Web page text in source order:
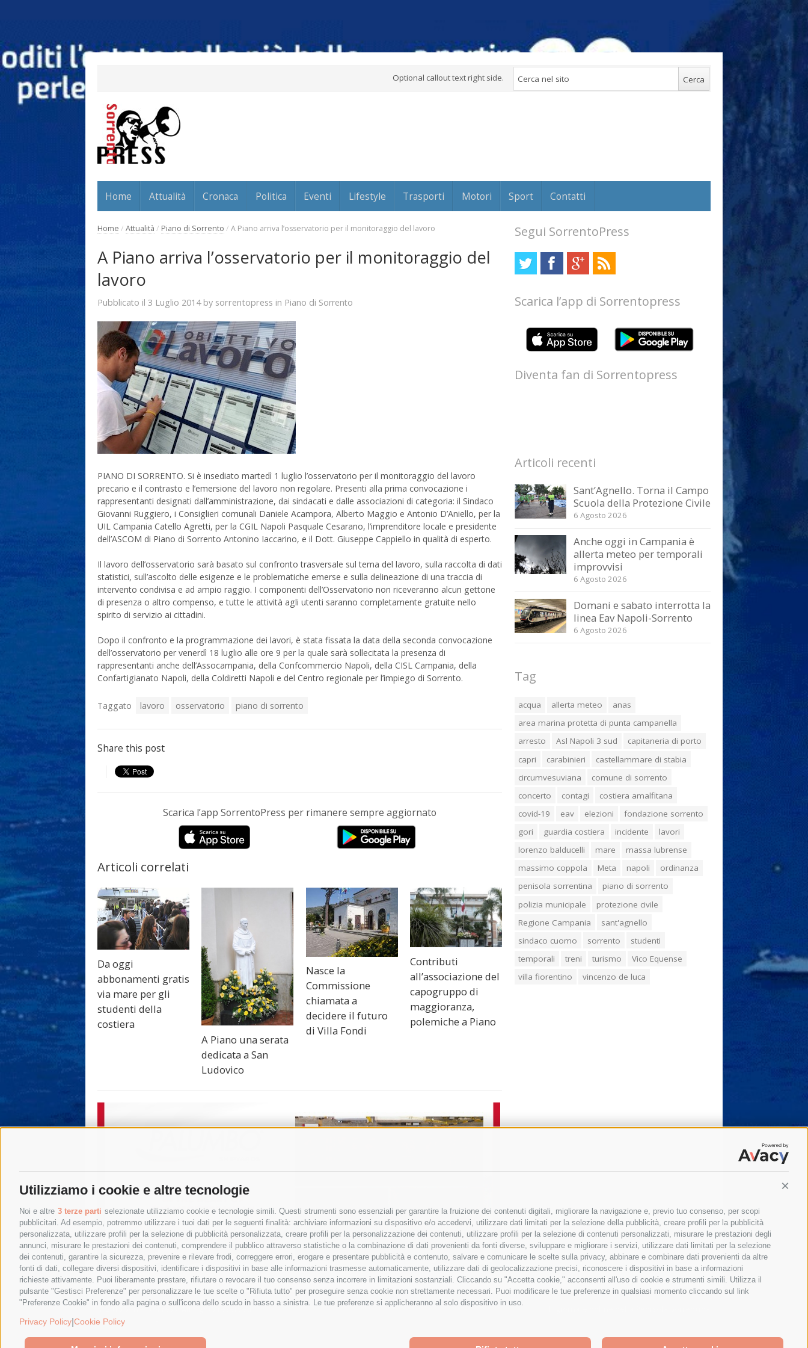
Utilizziamo i cookie e altre tecnologie
Noi e altre 3 terze parti selezionate utilizziamo cookie e tecnologie simili. Questi strumenti sono essenziali per garantire la fruizione dei contenuti digitali, migliorare la navigazione e, previo tuo consenso, per scopi
pubblicitari. Ad esempio, potremmo utilizzare i tuoi dati per le seguenti finalità: archiviare informazioni su dispositivo e/o accedervi, utilizzare dati limitati per la selezione della pubblicità, creare profili per la pubblicità
personalizzata, utilizzare profili per la selezione di pubblicità personalizzata, creare profili per la personalizzazione dei contenuti, utilizzare profili per la selezione di contenuti personalizzati, misurare le prestazioni degli
annunci, misurare le prestazioni dei contenuti, comprendere il pubblico attraverso statistiche o la combinazione di dati provenienti da fonti diverse, sviluppare e migliorare i servizi, utilizzare dati limitati per la selezione
dei contenuti, garantire la sicurezza, prevenire e rilevare frodi, correggere errori, erogare e presentare pubblicità e contenuto, salvare e comunicare le scelte sulla privacy, abbinare e combinare dati provenienti da altre
fonti di dati, collegare diversi dispositivi, identificare i dispositivi in base alle informazioni trasmesse automaticamente, utilizzare dati di geolocalizzazione precisi, riconoscere i dispositivi in base a informazioni
richieste attivamente. Puoi liberamente prestare, rifiutare o revocare il tuo consenso senza incorrere in limitazioni sostanziali. Cliccando su "Accetta cookie," acconsenti all'uso di cookie e strumenti simili. Utilizza il
pulsante "Gestisci Preferenze" per personalizzare le tue scelte o "Rifiuta tutto" per proseguire senza cookie non strettamente necessari. Puoi modificare le tue preferenze in qualsiasi momento cliccando sul link
"Preferenze Cookie" in fondo alla pagina o sull'icona dello scudo in basso a sinistra. Le tue preferenze si applicheranno al solo dispositivo in uso.
Privacy Policy Cookie Policy
Optional callout text right side.
Home Attualità Cronaca Politica Eventi Lifestyle Trasporti Motori Sport Contatti
Home / Attualità / Piano di Sorrento / A Piano arriva l’osservatorio per il monitoraggio del lavoro
A Piano arriva l’osservatorio per il monitoraggio del
lavoro
Pubblicato il 3 Luglio 2014by sorrentopress in Piano di Sorrento
PIANO DI SORRENTO. Si è insediato martedì 1 luglio l’osservatorio per il monitoraggio del lavoro
precario e il contrasto e l’emersione del lavoro non regolare. Presenti alla prima convocazione i
rappresentanti designati dall’amministrazione, dai sindacati e dalle associazioni di categoria: il Sindaco
Giovanni Ruggiero, i Consiglieri comunali Daniele Acampora, Alberto Maggio e Antonio D’Aniello, per la
UIL Campania Catello Agretti, per la CGIL Napoli Pasquale Cesarano, l’imprenditore locale e presidente
dell’ASCOM di Piano di Sorrento Antonino Iaccarino, e il Dott. Giuseppe Cappiello in qualità di esperto.
Il lavoro dell’osservatorio sarà basato sul confronto trasversale sul tema del lavoro, sulla raccolta di dati
statistici, sull’ascolto delle esigenze e le problematiche emerse e sulla delineazione di una traccia di
intervento condivisa e ad ampio raggio. I componenti dell’Osservatorio non riceveranno alcun gettone
di presenza o altro compenso, e tutte le attività agli utenti saranno completamente gratuite nello
spirito di servizio ai cittadini.
Dopo il confronto e la programmazione dei lavori, è stata fissata la data della seconda convocazione
dell’osservatorio per venerdì 18 luglio alle ore 9 per la quale sarà sollecitata la presenza di
rappresentanti anche dell’Assocampania, della Confcommercio Napoli, della CISL Campania, della
Confartigianato Napoli, della Coldiretti Napoli e del Centro regionale per l’impiego di Sorrento.
Taggato lavoro osservatorio piano di sorrento
Share this post
Scarica l’app SorrentoPress per rimanere sempre aggiornato
Articoli correlati
Da oggi
abbonamenti gratis
via mare per gli
studenti della
costiera
A Piano una serata
dedicata a San
Ludovico
Nasce la
Commissione
chiamata a
decidere il futuro
di Villa Fondi
Contributi
all’associazione del
capogruppo di
maggioranza,
polemiche a Piano
Segui SorrentoPress
Scarica l’app di Sorrentopress
Diventa fan di Sorrentopress
Articoli recenti
Sant’Agnello. Torna il Campo
Scuola della Protezione Civile
6 Agosto 2026
Anche oggi in Campania è
allerta meteo per temporali
improvvisi
6 Agosto 2026
Domani e sabato interrotta la
linea Eav Napoli-Sorrento
6 Agosto 2026
Tag
acqua allerta meteo
anas
area marina protetta di punta campanella
arresto
Asl Napoli 3 sud
capitaneria di porto
capri
carabinieri
castellammare di stabia
circumvesuviana
comune di sorrento
concerto
contagi
costiera amalfitana
covid-19
eav elezioni
fondazione sorrento
gori
guardia costiera incidente
lavori
lorenzo balducelli
mare
massa lubrense
massimo coppola
Meta napoli
ordinanza
penisola sorrentina
piano di sorrento
polizia municipale
protezione civile
Regione Campania
sant'agnello
sindaco cuomo
sorrento
studenti
temporali
treni turismo
Vico Equense
villa fiorentino
vincenzo de luca
© 2015 SorrentoPress. All rights reserved.
Privacy policy